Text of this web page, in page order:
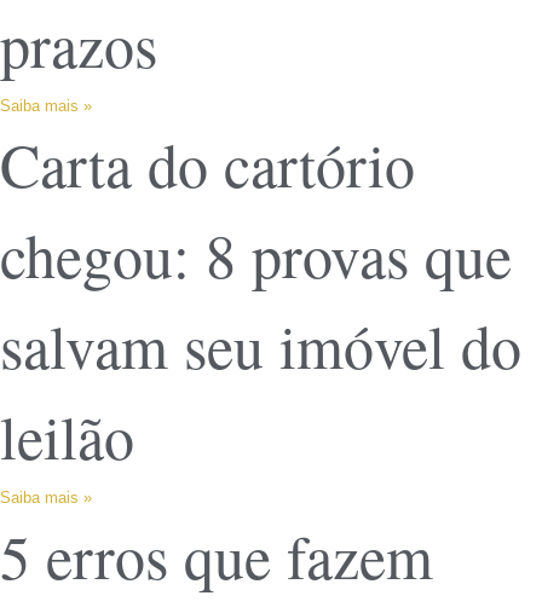
prazos
Saiba mais »
Carta do cartório
chegou: 8 provas que
salvam seu imóvel do
leilão
Saiba mais »
5 erros que fazem